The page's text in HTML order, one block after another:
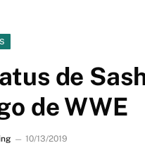
de
de WWE
10/13/2019